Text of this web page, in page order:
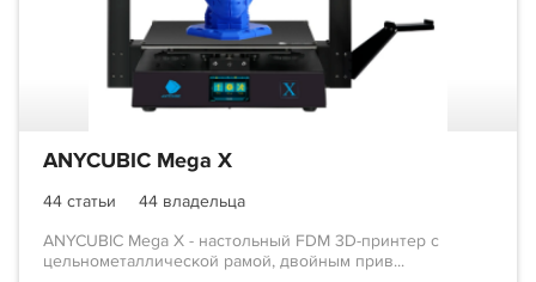
ANYCUBIC Mega X
44 статьи
44 владельца
ANYCUBIC Mega X - настольный FDM 3D-принтер с
цельнометаллической рамой, двойным прив...